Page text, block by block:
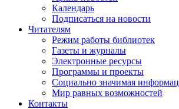
Календарь
Подписаться на новости
Читателям
Режим работы библиотек
Газеты и журналы
Электронные ресурсы
Программы и проекты
Социально значимая
Мир равных возможностей
Контакты